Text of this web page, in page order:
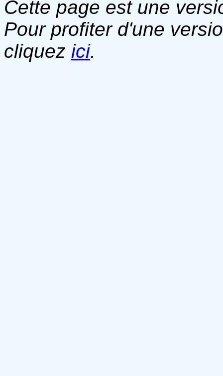
Cette page est une
Pour profiter d'une
cliquez ici.